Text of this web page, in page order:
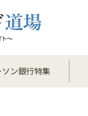
ソン銀行特集